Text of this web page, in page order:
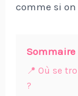
comme si
Sommaire
📍 Où se
?